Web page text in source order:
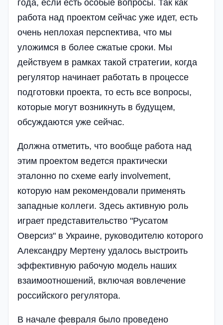
года, если есть особые вопросы. Так как
работа над проектом сейчас уже идет, есть
очень неплохая перспектива, что мы
уложимся в более сжатые сроки. Мы
действуем в рамках такой стратегии, когда
регулятор начинает работать в процессе
подготовки проекта, то есть все вопросы,
которые могут возникнуть в будущем,
обсуждаются уже сейчас.
Должна отметить, что вообще работа над
этим проектом ведется практически
эталонно по схеме early involvement,
которую нам рекомендовали применять
западные коллеги. Здесь активную роль
играет представительство "Русатом
Оверсиз" в Украине, руководителю которого
Александру Мертену удалось выстроить
эффективную рабочую модель наших
взаимоотношений, включая вовлечение
российского регулятора.
В начале февраля было проведено